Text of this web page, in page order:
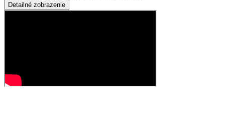
Detailné zobrazenie